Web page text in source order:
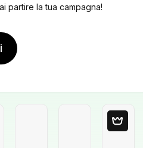
partire la tua campagna!